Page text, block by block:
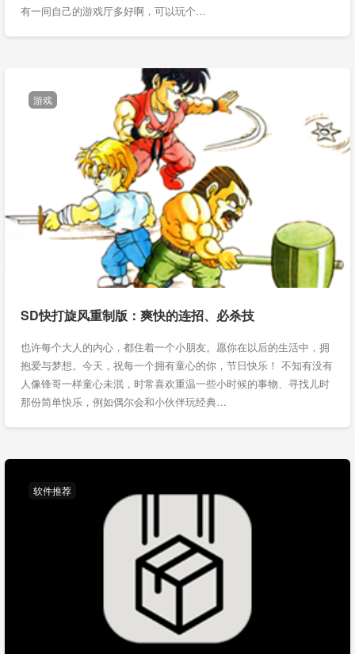
有一间自己的游戏厅多好啊，可以玩个…
游戏
SD快打旋风重制版：爽快的连招、必杀技
也许每个大人的内心，都住着一个小朋友。愿你在以后的生活中，拥
抱爱与梦想。今天，祝每一个拥有童心的你，节日快乐！ 不知有没有
人像锋哥一样童心未泯，时常喜欢重温一些小时候的事物、寻找儿时
那份简单快乐，例如偶尔会和小伙伴玩经典…
软件推荐